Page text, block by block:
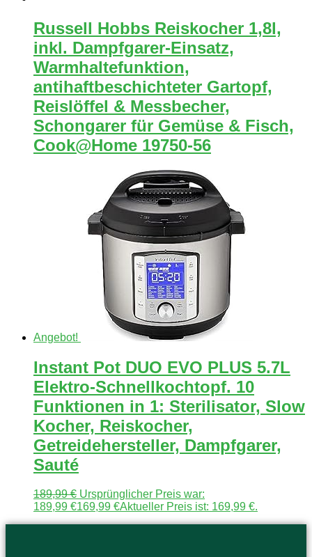
Russell Hobbs Reiskocher 1,8l,
inkl. Dampfgarer-Einsatz,
Warmhaltefunktion,
antihaftbeschichteter Gartopf,
Reislöffel & Messbecher,
Schongarer für Gemüse & Fisch,
Cook@Home 19750-56
Angebot!
Instant Pot DUO EVO PLUS 5.7L
Elektro-Schnellkochtopf. 10
Funktionen in 1: Sterilisator, Slow
Kocher, Reiskocher,
Getreidehersteller, Dampfgarer,
Sauté
189,99€ Ursprünglicher Preis war:
189,99 €169,99 €Aktueller Preis ist: 169,99 €.